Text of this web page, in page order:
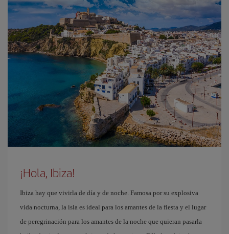
¡Hola, Ibiza!
Ibiza hay que vivirla de día y de noche. Famosa por su explosiva
vida nocturna, la isla es ideal para los amantes de la fiesta y el lugar
de peregrinación para los amantes de la noche que quieran pasarla